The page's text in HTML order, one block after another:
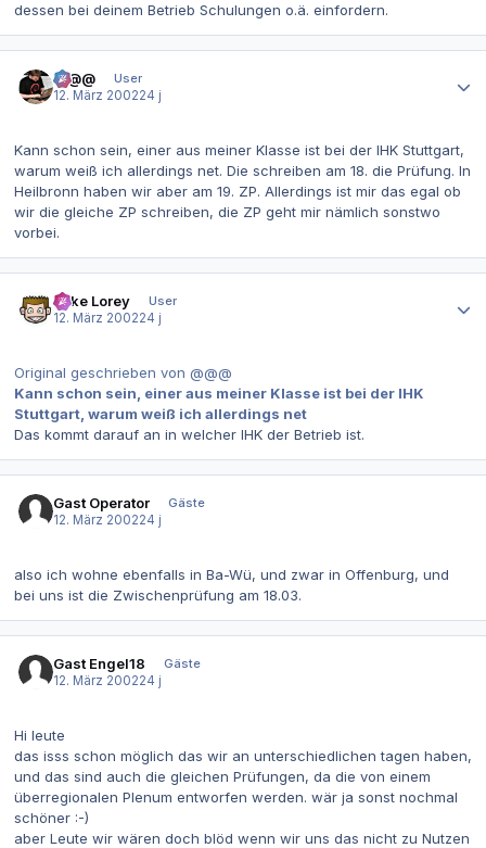
dessen bei deinem Betrieb Schulungen o.ä. einfordern.
@@@
User
12. März 200224 j
Kann schon sein, einer aus meiner Klasse ist bei der IHK Stuttgart,
warum weiß ich allerdings net. Die schreiben am 18. die Prüfung. In
Heilbronn haben wir aber am 19. ZP. Allerdings ist mir das egal ob
wir die gleiche ZP schreiben, die ZP geht mir nämlich sonstwo
vorbei.
Mike Lorey
User
12. März 200224 j
Original geschrieben von @@@
Kann schon sein, einer aus meiner Klasse ist bei der IHK
Stuttgart, warum weiß ich allerdings net
Das kommt darauf an in welcher IHK der Betrieb ist.
Gast Operator
Gäste
12. März 200224 j
also ich wohne ebenfalls in Ba-Wü, und zwar in Offenburg, und
bei uns ist die Zwischenprüfung am 18.03.
Gast Engel18
Gäste
12. März 200224 j
Hi leute
das isss schon möglich das wir an unterschiedlichen tagen haben,
und das sind auch die gleichen Prüfungen, da die von einem
überregionalen Plenum entworfen werden. wär ja sonst nochmal
schöner :-)
aber Leute wir wären doch blöd wenn wir uns das nicht zu Nutzen